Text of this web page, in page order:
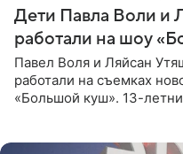
Дети Павла Воли и
работали на шоу
Павел Воля и Ляйсан
работали на съемках
«Большой куш». 13-